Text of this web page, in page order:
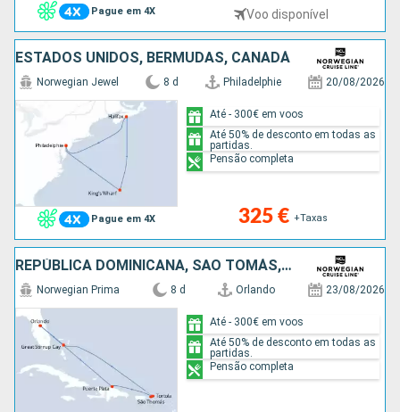
Pague em 4X Voo disponível
ESTADOS UNIDOS, BERMUDAS, CANADÁ
Pague em 4X
Norwegian Jewel 8 d Philadelphie 20/08/2026
325 € +Taxas
Até - 300€ em voos
Até 50% de desconto em todas as
partidas.
Pensão completa
REPÚBLICA DOMINICANA, SÃO TOMÁS, TORTOLA, BAHAMAS, ESTADOS UNIDOS
Norwegian Prima 8 d Orlando 23/08/2026
Até - 300€ em voos
Até 50% de desconto em todas as
partidas.
Pensão completa